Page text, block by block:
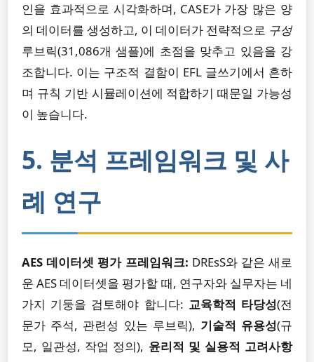
인을 효과적으로 시각화하며, CASE가 가장 많은 양
의 데이터를 생성하고, 이 데이터가 전략적으로 구성
루브릭(31,086개 샘플)에 초점을 맞추고 있음을 강
조합니다. 이는 구조적 결함이 EFL 글쓰기에서 흔하
며 규칙 기반 시뮬레이션에 적합하기 때문일 가능성
이 높습니다.
5. 분석 프레임워크 및 사
례 연구
AES 데이터셋 평가 프레임워크: DREsS와 같은 새로
운 AES 데이터셋을 평가할 때, 연구자와 실무자는 네
가지 기둥을 검토해야 합니다: 교육학적 타당성(전
문가 주석, 관련성 있는 루브릭), 기술적 유용성(규
모, 일관성, 작업 정의), 윤리적 및 실용적 고려사항